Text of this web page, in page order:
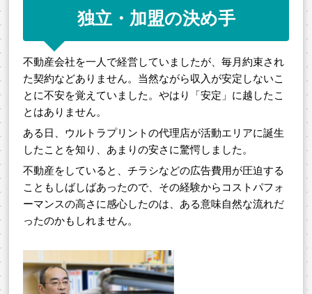
独立・加盟の決め手
不動産会社を一人で経営していましたが、毎月約束され
た契約などありません。当然ながら収入が安定しないこ
とに不安を覚えていました。やはり「安定」に越したこ
とはありません。
ある日、ウルトラプリントの代理店が活動エリアに誕生
したことを知り、あまりの安さに驚愕しました。
不動産をしていると、チラシなどの広告費用が圧迫する
こともしばしばあったので、その経験からコストパフォ
ーマンスの高さに感心したのは、ある意味自然な流れだ
ったのかもしれません。